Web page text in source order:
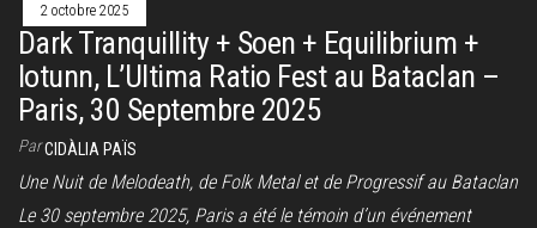
2 octobre 2025
Dark Tranquillity + Soen + Equilibrium +
Iotunn, L’Ultima Ratio Fest au Bataclan –
Paris, 30 Septembre 2025
ParCIDÀLIA PAÏS
Une Nuit de Melodeath, de Folk Metal et de Progressif au Bataclan
Le 30 septembre 2025, Paris a été le témoin d’un événement